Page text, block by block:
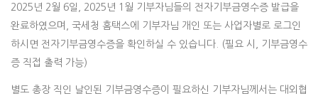
2025년 2월 6일, 2025년 1월 기부자님들의 전자기부금영수증 발급을
완료하였으며, 국세청 홈택스에 기부자님 개인 또는 사업자별로 로그인
하시면 전자기부금영수증을 확인하실 수 있습니다. (필요 시, 기부금영수
증 직접 출력 가능)
별도 총장 직인 날인된 기부금영수증이 필요하신 기부자님께서는 대외협